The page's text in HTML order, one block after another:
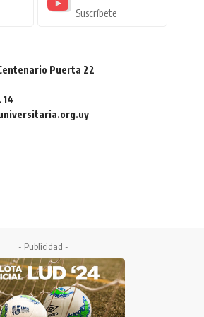
Suscríbete
Puerta 22
- Publicidad -